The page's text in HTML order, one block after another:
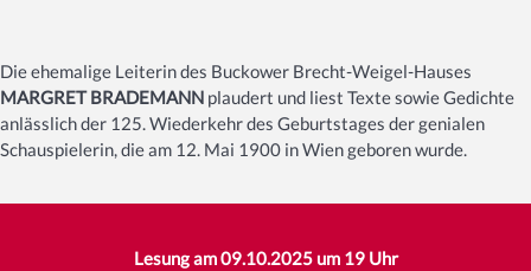
Die ehemalige Leiterin des Buckower Brecht-Weigel-Hauses
MARGRET BRADEMANN plaudert und liest Texte sowie Gedichte
anlässlich der 125. Wiederkehr des Geburtstages der genialen
Schauspielerin, die am 12. Mai 1900 in Wien geboren wurde.
Lesung am 09.10.2025 um 19 Uhr